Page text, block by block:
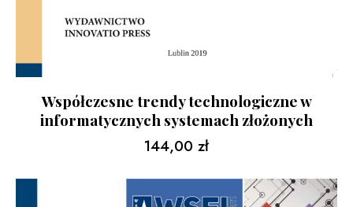
Współczesne trendy technologiczne w
informatycznych systemach złożonych
144,00 zł